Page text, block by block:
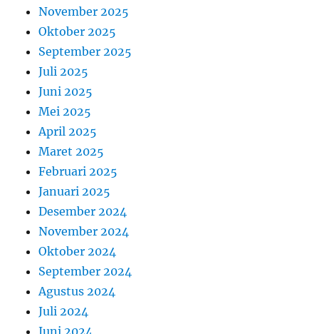
November 2025
Oktober 2025
September 2025
Juli 2025
Juni 2025
Mei 2025
April 2025
Maret 2025
Februari 2025
Januari 2025
Desember 2024
November 2024
Oktober 2024
September 2024
Agustus 2024
Juli 2024